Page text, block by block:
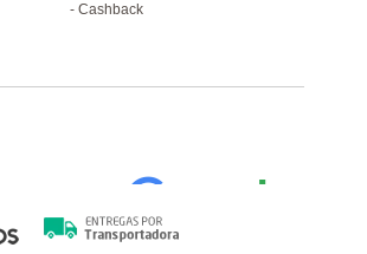
Cashback